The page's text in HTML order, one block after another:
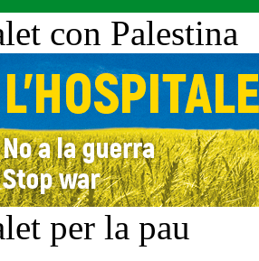
con Palestina
per la pau